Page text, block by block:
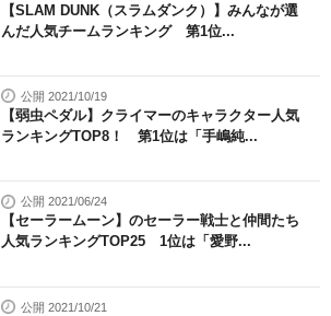
【SLAM DUNK（スラムダンク）】みんなが選
んだ人気チームランキング 第1位...
公開 2021/10/19
【弱虫ペダル】クライマーのキャラクター人気
ランキングTOP8！ 第1位は「手嶋純...
公開 2021/06/24
【セーラームーン】のセーラー戦士と仲間たち
人気ランキングTOP25 1位は「愛野...
公開 2021/10/21